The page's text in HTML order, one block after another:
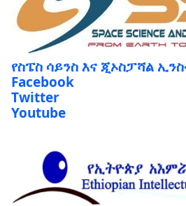
የስፔስ ሳይንስ እና ጂኦስፓሻል
Facebook
Twitter
Youtube